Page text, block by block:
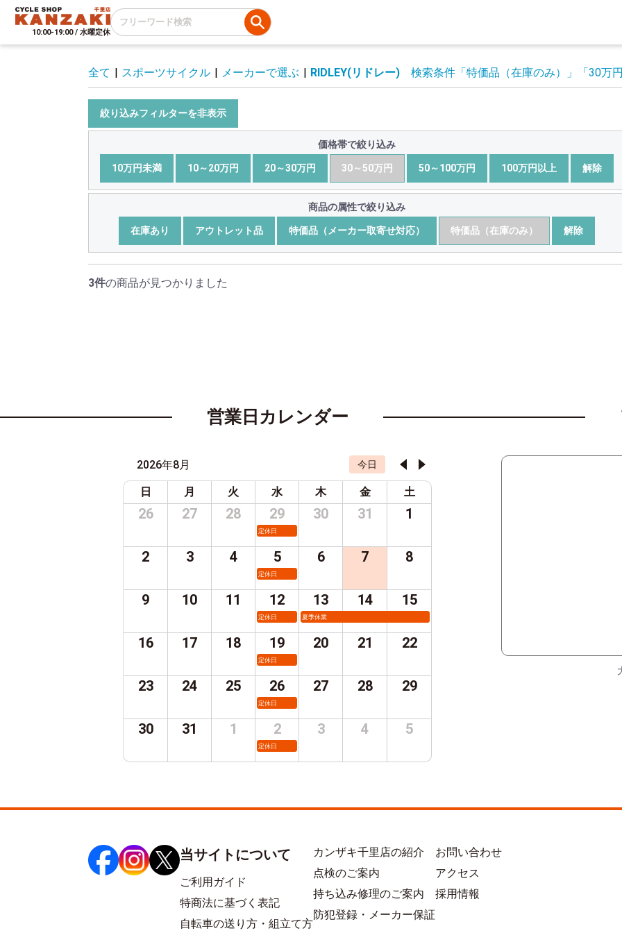
10:00-19:00 / 水曜定休
全て | スポーツサイクル | メーカーで選ぶ | RIDLEY(リドレー) 検索条件 「特価品（在庫のみ）」 「30万
絞り込みフィルターを非表示
価格帯で絞り込み
10万円未満 10～20万円 20～30万円 30～50万円 50～100万円 100万円以上 解除
商品の属性で絞り込み
在庫あり アウトレット品 特価品（メーカー取寄せ対応） 特価品（在庫のみ） 解除
3件の商品が見つかりました
営業日カレンダー
2026年8月 今日
日 月 火 水 木 金 土
26 27 28 29
定休日
30 31 1
2 3 4 5
定休日
6 7 8
9 10 11 12
定休日
13
夏季休業
14 15
16 17 18 19
定休日
20 21 22
23 24 25 26
定休日
27 28 29
30 31 1 2
定休日
3 4 5
当サイトについて
ご利用ガイド
特商法に基づく表記
自転車の送り方・組立て方
カンザキ千里店の紹介
点検のご案内
持ち込み修理のご案内
防犯登録・メーカー保証
お問い合わせ
アクセス
採用情報